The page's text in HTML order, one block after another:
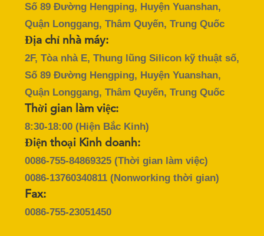
LIÊN
CHÚNG
TÔI
TIN
TỨC
CÁC
TRƯỜNG
HỢP
Số 89 Đường Hengping, Huyện Yuanshan,
Quận Longgang, Thâm Quyến, Trung Quốc
Địa chỉ nhà máy:
2F, Tòa nhà E, Thung lũng Silicon kỹ thuật số,
Số 89 Đường Hengping, Huyện Yuanshan,
Quận Longgang, Thâm Quyến, Trung Quốc
Thời gian làm việc:
8:30-18:00 (Hiện Bắc Kinh)
Điện thoại Kinh doanh:
0086-755-84869325(Thời gian làm việc)
0086-13760340811(Nonworking thời gian)
Fax:
0086-755-23051450